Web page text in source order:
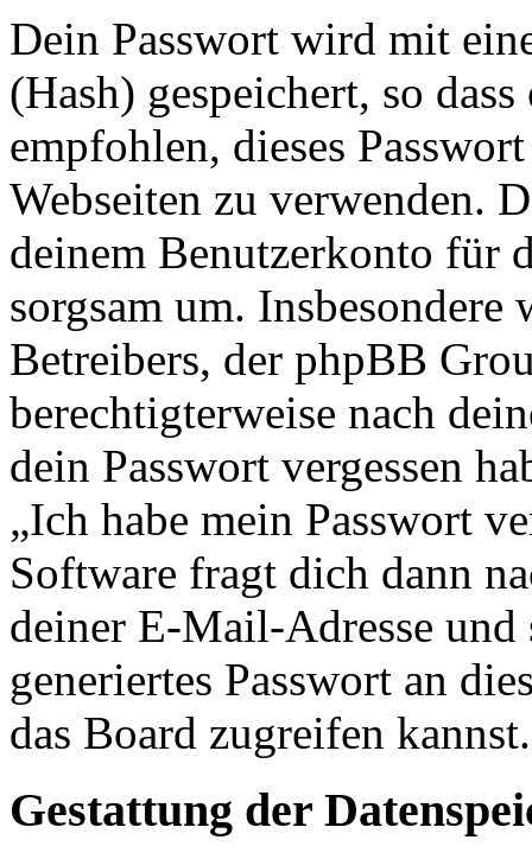
Dein Passwort wird mit
(Hash) gespeichert, so
empfohlen, dieses
Webseiten zu verwenden.
deinem Benutzerkonto für
sorgsam um.
Betreibers, der phpBB
berechtigterweise nach
dein Passwort vergessen
„Ich habe mein Passwort
Software fragt dich dann
deiner E-Mail-Adresse und
generiertes Passwort an
das Board zugreifen kannst.
Gestattung der